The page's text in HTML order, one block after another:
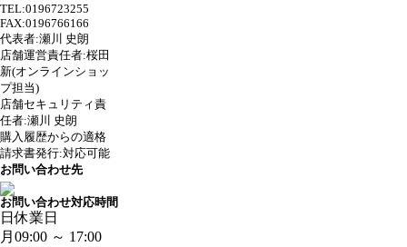
TEL:0196723255
FAX:0196766166
代表者:瀬川 史朗
店舗運営責任者:桜田
新(オンラインショッ
プ担当)
店舗セキュリティ責
任者:瀬川 史朗
購入履歴からの適格
請求書発行:対応可能
お問い合わせ先
お問い合わせ対応時間
日休業日
月 09:00 ～ 17:00